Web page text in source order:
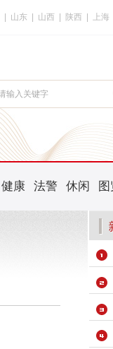
山东 山西 陕西 上海
健康 法警 休闲